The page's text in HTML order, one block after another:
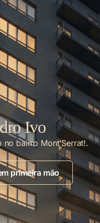
Ivo
bairro Mont’Serrat!.
primeira mão